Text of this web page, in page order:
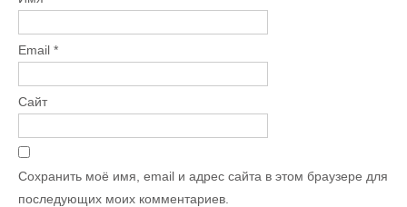
Email *
Сайт
Сохранить моё имя, email и адрес сайта в этом браузере для
последующих моих комментариев.